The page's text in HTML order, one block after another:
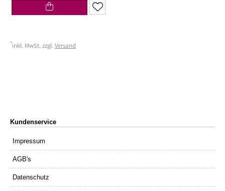
*inkl. MwSt. zzgl. Versand
Kundenservice
Impressum
AGB's
Datenschutz